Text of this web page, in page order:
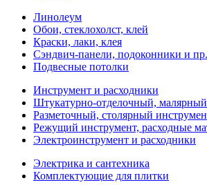
Линолеум
Обои, стеклохолст, клей
Краски, лаки, клея
Сэндвич-панели, подоконники и
Подвесные потолки
Инструмент и расходники
Штукатурно-отделочный,
Разметочный, столярный
Режущий инструмент, расходные
Электроинструмент и расходники
Электрика и сантехника
Комплектующие для плитки